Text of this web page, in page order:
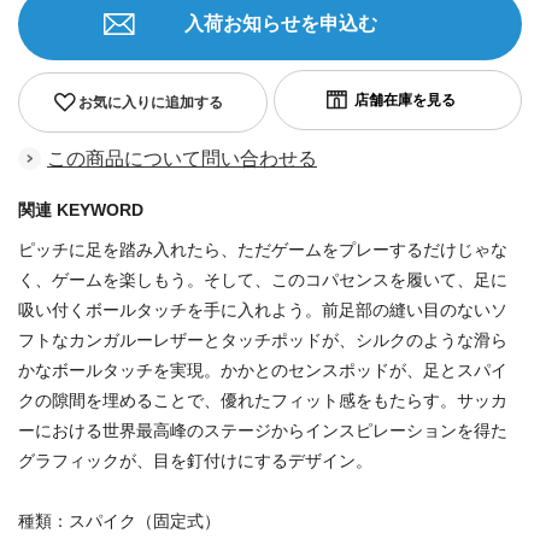
お気に入りに追加する
入荷お知らせを申込む
この商品について問い合わせる
関連 KEYWORD
ピッチに足を踏み入れたら、ただゲームをプレーするだけじゃな
く、ゲームを楽しもう。そして、このコパセンスを履いて、足に
吸い付くボールタッチを手に入れよう。前足部の縫い目のないソ
フトなカンガルーレザーとタッチポッドが、シルクのような滑ら
かなボールタッチを実現。かかとのセンスポッドが、足とスパイ
クの隙間を埋めることで、優れたフィット感をもたらす。サッカ
ーにおける世界最高峰のステージからインスピレーションを得た
グラフィックが、目を釘付けにするデザイン。
種類：スパイク（固定式）